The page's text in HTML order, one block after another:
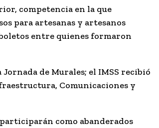
competencia en la que
para artesanas y artesanos
entre quienes formaron
de Murales; el IMSS recibió
Comunicaciones y
como abanderados